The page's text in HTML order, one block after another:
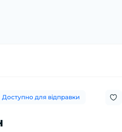
Доступно для відправки